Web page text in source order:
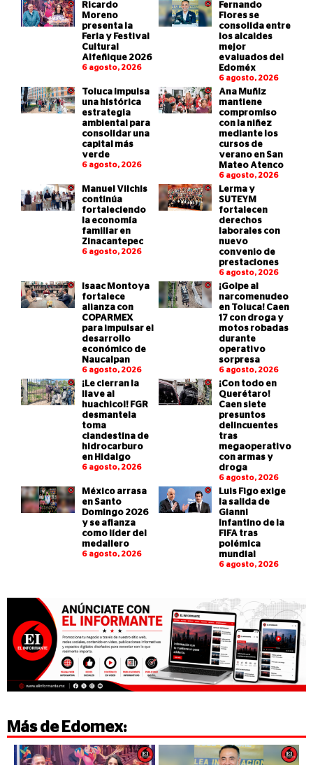
Ricardo
Moreno
presenta la
Feria y Festival
Cultural
Alfeñique 2026
6 agosto, 2026
Fernando
Flores se
consolida entre
los alcaldes
mejor
evaluados del
Edoméx
6 agosto, 2026
Toluca impulsa
una histórica
estrategia
ambiental para
consolidar una
capital más
verde
6 agosto, 2026
Ana Muñiz
mantiene
compromiso
con la niñez
mediante los
cursos de
verano en San
Mateo Atenco
6 agosto, 2026
Manuel Vilchis
continúa
fortaleciendo
la economía
familiar en
Zinacantepec
6 agosto, 2026
Lerma y
SUTEYM
fortalecen
derechos
laborales con
nuevo
convenio de
prestaciones
6 agosto, 2026
Isaac Montoya
fortalece
alianza con
COPARMEX
para impulsar el
desarrollo
económico de
Naucalpan
6 agosto, 2026
¡Golpe al
narcomenudeo
en Toluca! Caen
17 con droga y
motos robadas
durante
operativo
sorpresa
6 agosto, 2026
¡Le cierran la
llave al
huachicol! FGR
desmantela
toma
clandestina de
hidrocarburo
en Hidalgo
6 agosto, 2026
¡Con todo en
Querétaro!
Caen siete
presuntos
delincuentes
tras
megaoperativo
con armas y
droga
6 agosto, 2026
México arrasa
en Santo
Domingo 2026
y se afianza
como líder del
medallero
6 agosto, 2026
Luis Figo exige
la salida de
Gianni
Infantino de la
FIFA tras
polémica
mundial
6 agosto, 2026
Más de Edomex: